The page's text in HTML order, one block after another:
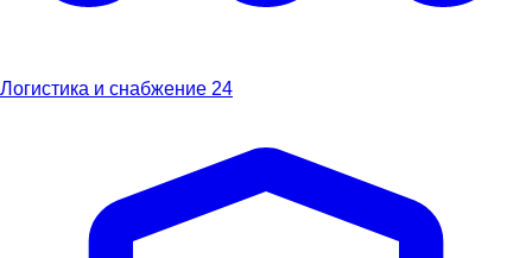
Логистика и снабжение 24